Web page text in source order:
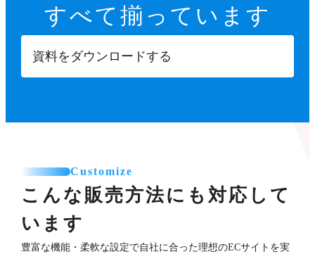
すべて揃っています
資料をダウンロードする
Customize
こんな販売方法にも対応して
います
豊富な機能・柔軟な設定で自社に合った理想のECサイトを実